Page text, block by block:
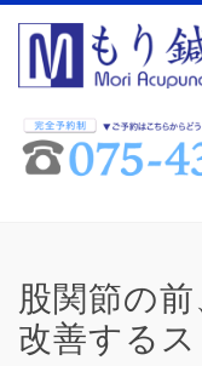
股関節の
改善する